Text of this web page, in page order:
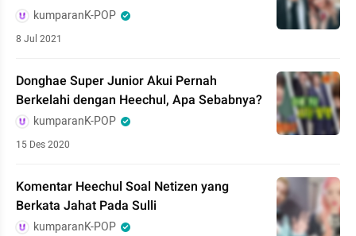
kumparanK-POP
8 Jul 2021
Donghae Super Junior Akui Pernah
Berkelahi dengan Heechul, Apa Sebabnya?
kumparanK-POP
15 Des 2020
Komentar Heechul Soal Netizen yang
Berkata Jahat Pada Sulli
kumparanK-POP